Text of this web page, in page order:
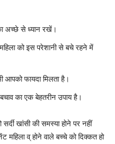
अच्छे से ध्यान रखें।
को इस परेशानी से बचे रहने में
फायदा मिलता है।
का एक बेहतरीन उपाय है।
खांसी की समस्या होने पर नहीं
महिला व् होने वाले बच्चे को दिक्कत हो